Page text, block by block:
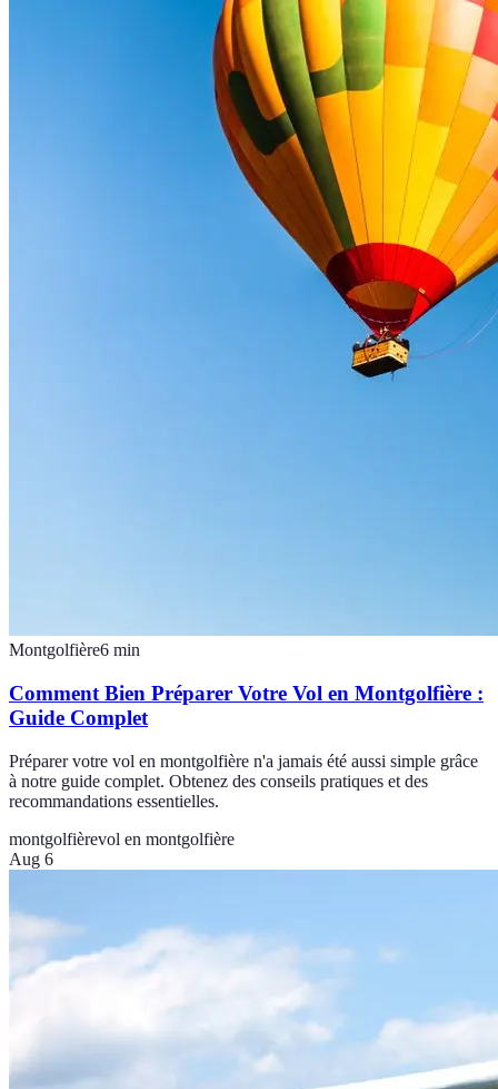
Montgolfière6 min
Comment Bien Préparer Votre Vol en Montgolfière :
Guide Complet
Préparer votre vol en montgolfière n'a jamais été aussi simple grâce
à notre guide complet. Obtenez des conseils pratiques et des
recommandations essentielles.
montgolfièrevol en montgolfière
Aug 6